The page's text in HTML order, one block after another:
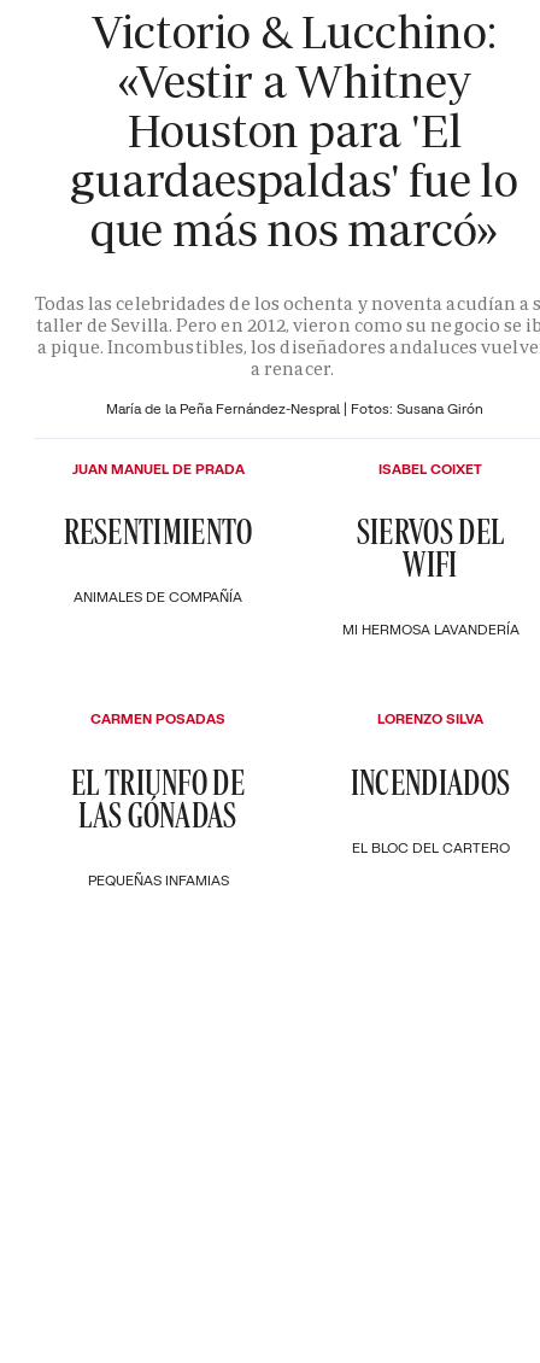
Victorio & Lucchino:
«Vestir a Whitney
Houston para 'El
guardaespaldas' fue lo
que más nos marcó»
Todas las celebridades de los ochenta y noventa acudían a
taller de Sevilla. Pero en 2012, vieron como su negocio se
a pique. Incombustibles, los diseñadores andaluces
a renacer.
María de la Peña Fernández-Nespral | Fotos: Susana Girón
ANIMALES DE COMPAÑÍA
RESENTIMIENTO
JUAN MANUEL DE PRADA
MI HERMOSA LAVANDERÍA
SIERVOS DEL
WIFI
ISABEL COIXET
PEQUEÑAS INFAMIAS
EL TRIUNFO DE
LAS GÓNADAS
CARMEN POSADAS
EL BLOC DEL CARTERO
INCENDIADOS
LORENZO SILVA